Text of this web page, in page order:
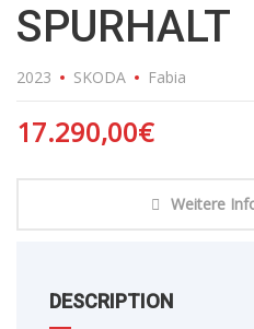
SPURHALT
2023 SKODA Fabia
17.290,00€
Weitere
DESCRIPTION